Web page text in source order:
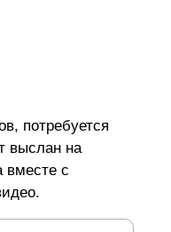
потребуется
выслан на
вместе с